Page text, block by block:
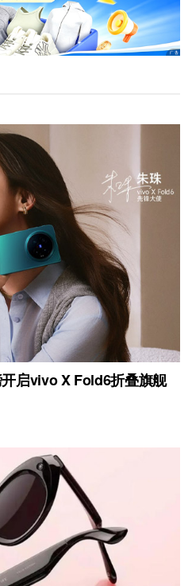
启vivo X Fold6折叠旗舰